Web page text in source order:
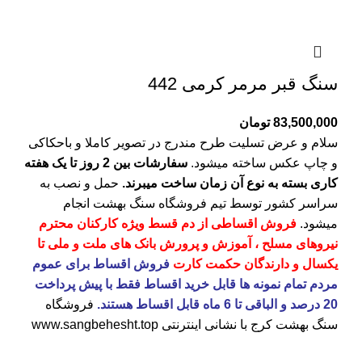
سنگ قبر مرمر کرمی 442
83,500,000 تومان
سلام و عرض تسلیت طرح مندرج در تصویر کاملا و باحکاکی
و چاپ عکس ساخته میشود.
سفارشات بین 2 روز تا یک هفته
کاری بسته به نوع آن زمان ساخت میبرند. حمل و نصب به
سراسر کشور توسط تیم فروشگاه سنگ بهشت انجام
میشود. فروش اقساطی از دم قسط ویژه کارکنان محترم
نیروهای مسلح ، آموزش و پرورش بانک های ملت و ملی تا
یکسال و دارندگان حکمت کارت فروش اقساط برای عموم
مردم تمام نمونه ها قابل خرید اقساط فقط با پیش پرداخت
20 درصد و الباقی تا 6 ماه قابل اقساط هستند.
فروشگاه
سنگ بهشت کرج با نشانی اینترنتی www.sangbehesht.top